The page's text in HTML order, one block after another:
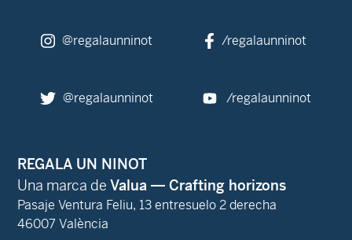
@regalaunninot /regalaunninot
@regalaunninot /regalaunninot
REGALA UN NINOT
Una marca de Valua — Crafting horizons
Pasaje Ventura Feliu, 13 entresuelo 2 derecha
46007 València